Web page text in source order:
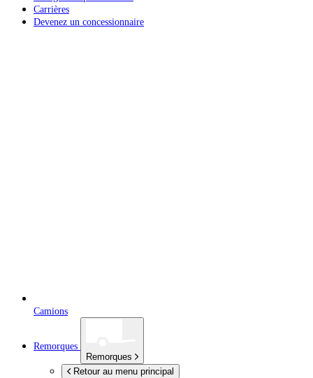
Carrières
Devenez un concessionnaire
Camions
Remorques
Remorques
Retour au menu principal